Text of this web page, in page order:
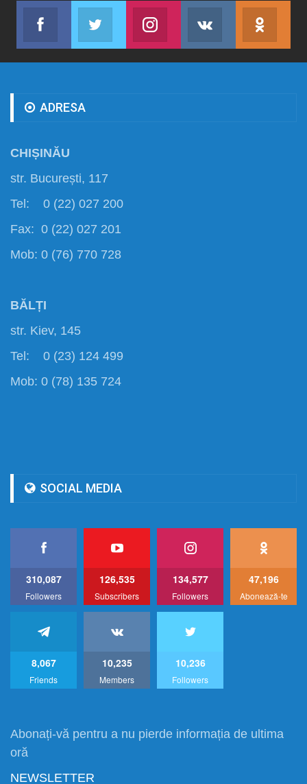
Facebook
Abonează-te
Twitter
Join us on TwitterJoin us on Instagram
Abonează-te
ADRESA
CHIȘINĂU
str. București, 117
Tel: 0 (22) 027 200
Fax: 0 (22) 027 201
Mob: 0 (76) 770 728
BĂLȚI
str. Kiev, 145
Tel: 0 (23) 124 499
Mob: 0 (78) 135 724
SOCIAL MEDIA
310,087
Followers
126,535
Subscribers
134,577
Followers
47,196
Abonează-te
8,067
Friends
10,235
Members
10,236
Followers
Abonați-vă pentru a nu pierde informația de ultima
oră
NEWSLETTER